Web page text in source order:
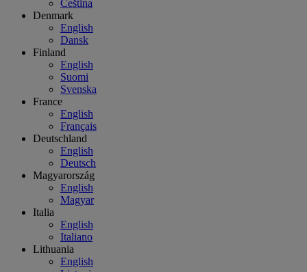
Čeština
Denmark
English
Dansk
Finland
English
Suomi
Svenska
France
English
Français
Deutschland
English
Deutsch
Magyarország
English
Magyar
Italia
English
Italiano
Lithuania
English